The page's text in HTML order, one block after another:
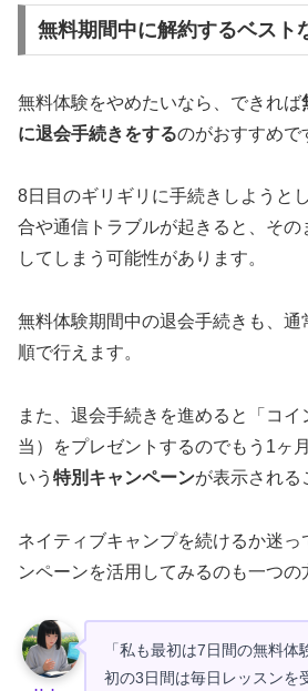
無料期間中に解約するベスト
無料体験をやめたいなら、できれば
に退会手続きをするのがおすすめで
8日目のギリギリに手続きしようと
合や通信トラブルが起きると、そ
してしまう可能性があります。
無料体験期間中の退会手続きも、
順で行えます。
また、退会手続きを進めると「コ
当）をプレゼントするのでもう1ヶ
いう 特別キャンペーンが表示される
ネイティブキャンプを続けるか迷っ
ンペーンを活用してみるのも一つの
「私も最初は7日間の無料
初の3日間は毎日レッスンを